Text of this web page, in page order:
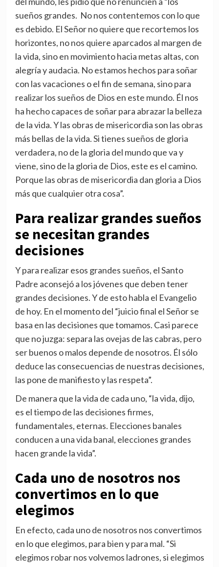
sueños grandes. No nos contentemos con lo que
es debido. El Señor no quiere que recortemos los
horizontes, no nos quiere aparcados al margen de
la vida, sino en movimiento hacia metas altas, con
alegría y audacia. No estamos hechos para soñar
con las vacaciones o el fin de semana, sino para
realizar los sueños de Dios en este mundo. Él nos
ha hecho capaces de soñar para abrazar la belleza
de la vida. Y las obras de misericordia son las obras
más bellas de la vida. Si tienes sueños de gloria
verdadera, no de la gloria del mundo que va y
viene, sino de la gloria de Dios, este es el camino.
Porque las obras de misericordia dan gloria a Dios
más que cualquier otra cosa”.
Para realizar grandes sueños
se necesitan grandes
decisiones
Y para realizar esos grandes sueños, el Santo
Padre aconsejó a los jóvenes que deben tener
grandes decisiones. Y de esto habla el Evangelio
de hoy. En el momento del “juicio final el Señor se
basa en las decisiones que tomamos. Casi parece
que no juzga: separa las ovejas de las cabras, pero
ser buenos o malos depende de nosotros. Él sólo
deduce las consecuencias de nuestras decisiones,
las pone de manifiesto y las respeta”.
De manera que la vida de cada uno, “la vida, dijo,
es el tiempo de las decisiones firmes,
fundamentales, eternas. Elecciones banales
conducen a una vida banal, elecciones grandes
hacen grande la vida”.
Cada uno de nosotros nos
convertimos en lo que
elegimos
En efecto, cada uno de nosotros nos convertimos
en lo que elegimos, para bien y para mal. “Si
elegimos robar nos volvemos ladrones, si elegimos